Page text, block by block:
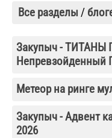
Все разделы /
Закупыч - ТИТАНЫ
Непревзойденный
Метеор на ринге
Закупыч - Адвент
2026